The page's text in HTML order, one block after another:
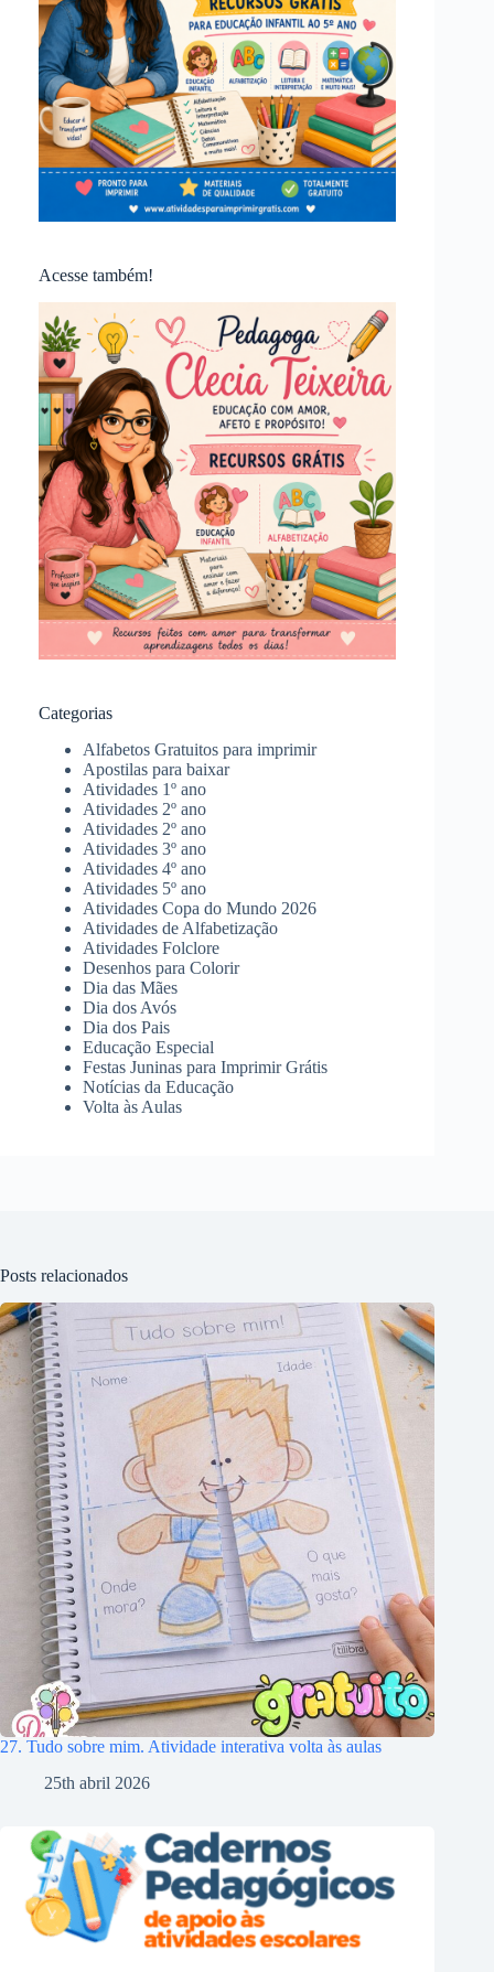
Acesse também!
Categorias
Alfabetos Gratuitos para imprimir
Apostilas para baixar
Atividades 1º ano
Atividades 2º ano
Atividades 2º ano
Atividades 3º ano
Atividades 4º ano
Atividades 5º ano
Atividades Copa do Mundo 2026
Atividades de Alfabetização
Atividades Folclore
Desenhos para Colorir
Dia das Mães
Dia dos Avós
Dia dos Pais
Educação Especial
Festas Juninas para Imprimir Grátis
Notícias da Educação
Volta às Aulas
Posts relacionados
27. Tudo sobre mim. Atividade interativa volta às aulas
25th abril 2026